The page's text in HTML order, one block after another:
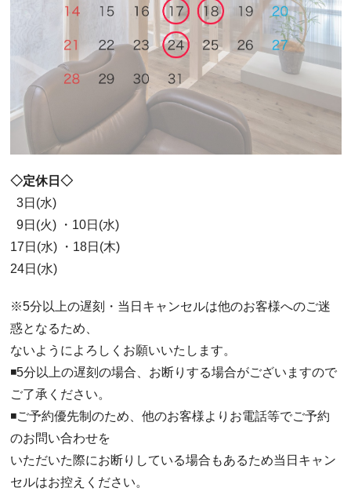
◇定休日◇
3日(水)
9日(火) ・10日(水)
17日(水) ・18日(木)
24日(水)
※5分以上の遅刻・当日キャンセルは他のお客様へのご迷
惑となるため、
ないようによろしくお願いいたします。
◾️5分以上の遅刻の場合、お断りする場合がございますので
ご了承ください。
◾️ご予約優先制のため、他のお客様よりお電話等でご予約
のお問い合わせを
いただいた際にお断りしている場合もあるため当日キャン
セルはお控えください。